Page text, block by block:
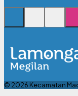
© 2026 Kecamatan